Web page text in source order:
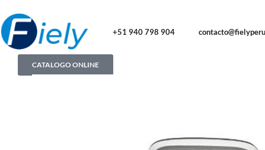
+51 940 798 904
CATALOGO ONLINE